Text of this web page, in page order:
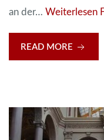
an der… Weiterlesen
READ MORE